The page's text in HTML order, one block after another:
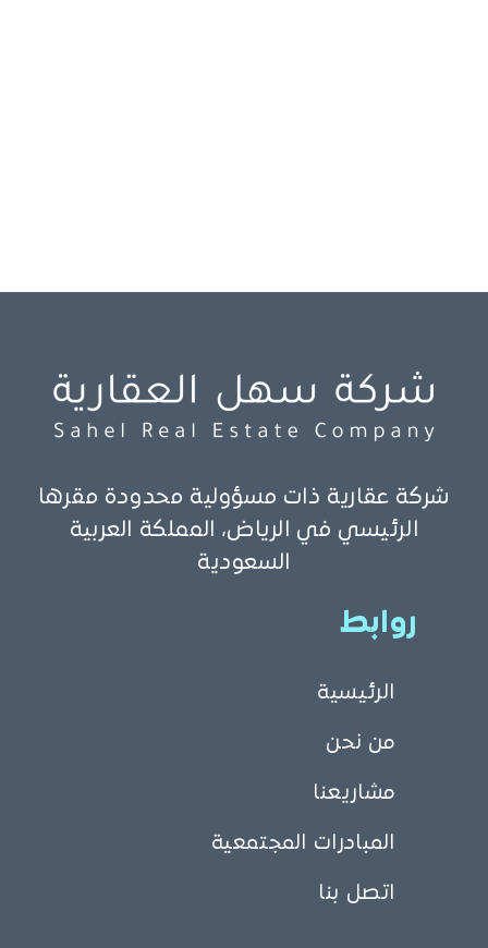
شركة عقارية ذات مسؤولية محدودة مقرها
الرئيسي في الرياض، المملكة العربية
السعودية
روابط
الرئيسية
من نحن
مشاريعنا
المبادرات المجتمعية
اتصل بنا